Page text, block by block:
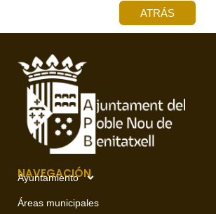
ATRÁS
NAVEGACIÓN
Ayuntamiento
Áreas municipales